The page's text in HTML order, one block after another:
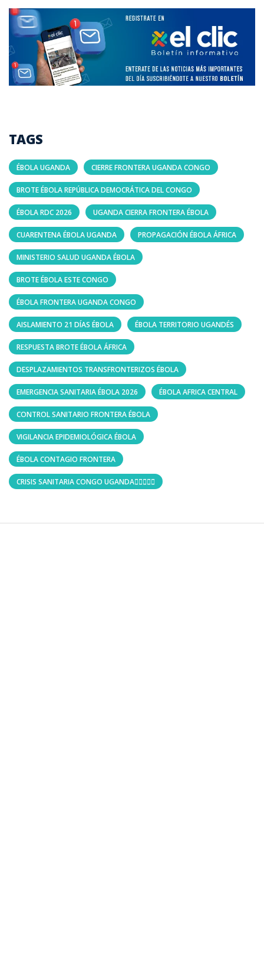
TAGS
ÉBOLA UGANDA CIERRE FRONTERA UGANDA CONGO
BROTE ÉBOLA REPÚBLICA DEMOCRÁTICA DEL CONGO
ÉBOLA RDC 2026 UGANDA CIERRA FRONTERA ÉBOLA
CUARENTENA ÉBOLA UGANDA PROPAGACIÓN ÉBOLA ÁFRICA
MINISTERIO SALUD UGANDA ÉBOLA
BROTE ÉBOLA ESTE CONGO
ÉBOLA FRONTERA UGANDA CONGO
AISLAMIENTO 21 DÍAS ÉBOLA ÉBOLA TERRITORIO UGANDÉS
RESPUESTA BROTE ÉBOLA ÁFRICA
DESPLAZAMIENTOS TRANSFRONTERIZOS ÉBOLA
EMERGENCIA SANITARIA ÉBOLA 2026 ÉBOLA AFRICA CENTRAL
CONTROL SANITARIO FRONTERA ÉBOLA
VIGILANCIA EPIDEMIOLÓGICA ÉBOLA
ÉBOLA CONTAGIO FRONTERA
CRISIS SANITARIA CONGO UGANDA